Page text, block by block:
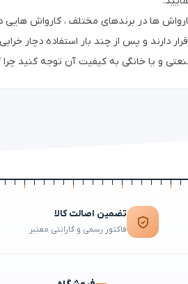
ها در برندهای مختلف ، کارواش هایی
دارند و پس از چند بار استفاده دچار
و یا خانگی به کیفیت آن توجه کنید چرا
تضمین اصالت کالا
فاکتور رسمی و گارانتی معتبر